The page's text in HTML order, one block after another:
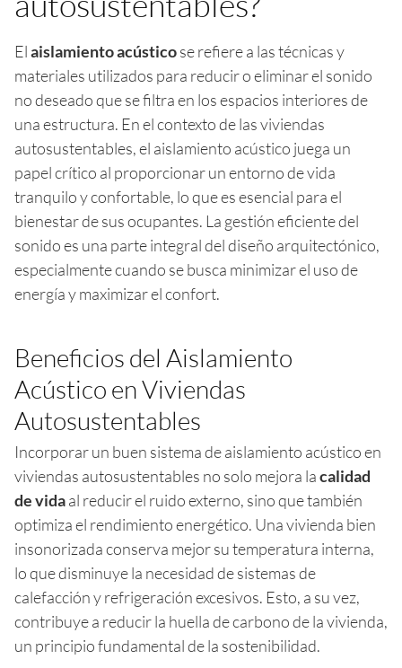
Elaislamiento acústicose refiere a las técnicas y
materiales utilizados para reducir o eliminar el sonido
no deseado que se filtra en los espacios interiores de
una estructura. En el contexto de las viviendas
autosustentables, el aislamiento acústico juega un
papel crítico al proporcionar un entorno de vida
tranquilo y confortable, lo que es esencial para el
bienestar de sus ocupantes. La gestión eficiente del
sonido es una parte integral del diseño arquitectónico,
especialmente cuando se busca minimizar el uso de
energía y maximizar el confort.
Beneficios del Aislamiento
Acústico en Viviendas
Autosustentables
Incorporar un buen sistema de aislamiento acústico en
viviendas autosustentables no solo mejora lacalidad
de vidaal reducir el ruido externo, sino que también
optimiza el rendimiento energético. Una vivienda bien
insonorizada conserva mejor su temperatura interna,
lo que disminuye la necesidad de sistemas de
calefacción y refrigeración excesivos. Esto, a su vez,
contribuye a reducir la huella de carbono de la vivienda,
un principio fundamental de la sostenibilidad.